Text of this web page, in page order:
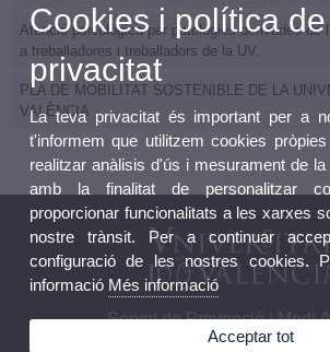
Atenció psicològica per patologies derivades de
a treballadores i treballadors de la UV.
PLA DE MOBILITAT SOSTENIBLE DE LA
VALÈNCIA
Servei de Prevenció i Medi
Cookies i política de
privacitat
La teva privacitat és important per a
t'informem que utilitzem cookies
realitzar anàlisis d'ús i mesurament de
amb la finalitat de personalitzar
proporcionar funcionalitats a les xarxes
nostre trànsit. Per a continuar
configuració de les nostres cookies.
informació Més informació
Acceptar tot